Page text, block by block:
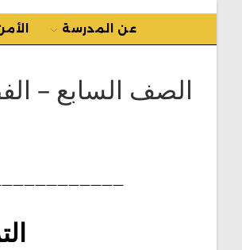
عن المدرسة
الصف السابع –